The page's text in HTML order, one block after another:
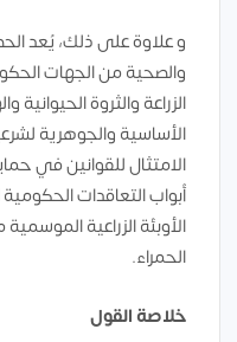
و علاوة على ذلك، يُعد
والصحية من الجهات
الزراعة والثروة الحيوانية
الأساسية والجوهرية
الامتثال للقوانين في
أبواب التعاقدات
الأوبئة الزراعية
الحمراء.
خلاصة القول